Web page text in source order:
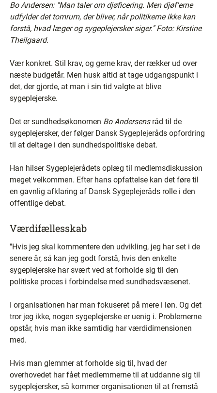
Bo Andersen: ''Man taler om djøficering. Men djøf'erne
udfylder det tomrum, der bliver, når politikerne ikke kan
forstå, hvad læger og sygeplejersker siger.'' Foto: Kirstine
Theilgaard.
Vær konkret. Stil krav, og gerne krav, der rækker ud over
næste budgetår. Men husk altid at tage udgangspunkt i
det, der gjorde, at man i sin tid valgte at blive
sygeplejerske.
Det er sundhedsøkonomen Bo Andersensråd til de
sygeplejersker, der følger Dansk Sygeplejeråds opfordring
til at deltage i den sundhedspolitiske debat.
Han hilser Sygeplejerådets oplæg til medlemsdiskussion
meget velkommen. Efter hans opfattelse kan det føre til
en gavnlig afklaring af Dansk Sygeplejeråds rolle i den
offentlige debat.
Værdifællesskab
''Hvis jeg skal kommentere den udvikling, jeg har set i de
senere år, så kan jeg godt forstå, hvis den enkelte
sygeplejerske har svært ved at forholde sig til den
politiske proces i forbindelse med sundhedsvæsenet.
I organisationen har man fokuseret på mere i løn. Og det
tror jeg ikke, nogen sygeplejerske er uenig i. Problemerne
opstår, hvis man ikke samtidig har værdidimensionen
med.
Hvis man glemmer at forholde sig til, hvad der
overhovedet har fået medlemmerne til at uddanne sig til
sygeplejersker, så kommer organisationen til at fremstå